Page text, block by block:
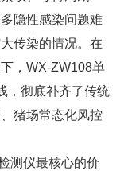
隐性感染问题难
传染的情况。在
，WX-ZW108单
，彻底补齐了传统
猪场常态化风控
测仪最核心的价